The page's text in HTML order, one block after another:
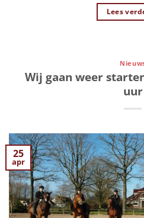
Lees
Wij gaan weer
uur
25
apr